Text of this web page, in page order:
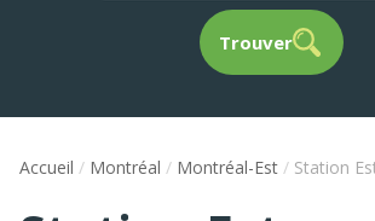
Trouver
Accueil / Montréal / Montréal-Est / Station